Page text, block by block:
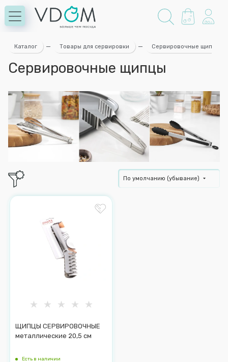
Каталог — Товары для сервировки — Сервировочные щипцы
Сервировочные щипцы
По умолчанию (убывание)
ЩИПЦЫ СЕРВИРОВОЧНЫЕ
металлические 20,5 см
Есть в наличии